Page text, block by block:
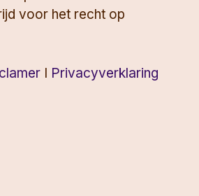
voor het recht op
I Privacyverklaring